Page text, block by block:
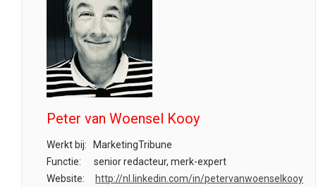
Peter van Woensel Kooy
Werkt bij:
MarketingTribune
Functie:
senior redacteur, merk-expert
Website:
http://nl.linkedin.com/in/petervanwoenselkooy